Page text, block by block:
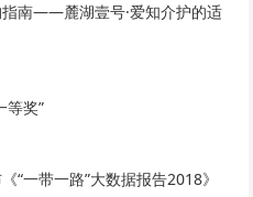
南——麓湖壹号·爱知介护的适
等奖”
“一带一路”大数据报告2018》